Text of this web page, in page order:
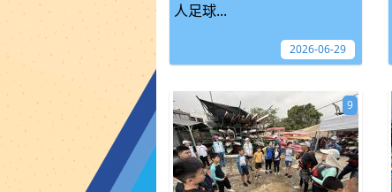
人足球...
2026-06-29
9